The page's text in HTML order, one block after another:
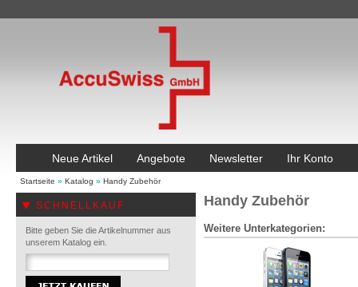
Neue Artikel Angebote Newsletter Ihr Konto
Startseite » Katalog » Handy Zubehör
SCHNELLKAUF
Bitte geben Sie die Artikelnummer aus
unserem Katalog ein.
Handy Zubehör
Weitere Unterkategorien: